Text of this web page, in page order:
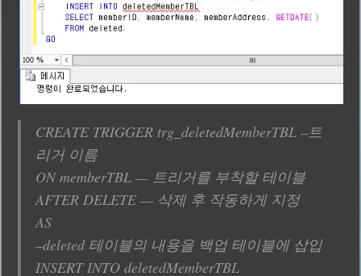
CREATE TRIGGER trg_deletedMemberTBL –트
리거 이름
ON memberTBL — 트리거를 부착할 테이블
AFTER DELETE — 삭제 후 작동하게 지정
AS
–deleted 테이블의 내용을 백업 테이블에 삽입
INSERT INTO deletedMemberTBL